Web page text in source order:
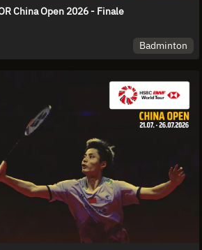
China Open 2026 - Finale
Badminton